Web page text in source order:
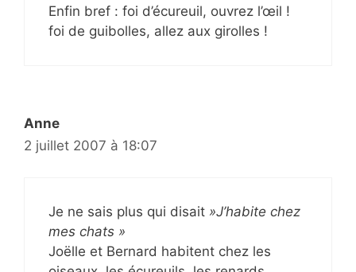
Enfin bref : foi d’écureuil, ouvrez l’œil !
foi de guibolles, allez aux girolles !
Anne
2 juillet 2007 à 18:07
Je ne sais plus qui disait »J’habite chez
mes chats »
Joëlle et Bernard habitent chez les